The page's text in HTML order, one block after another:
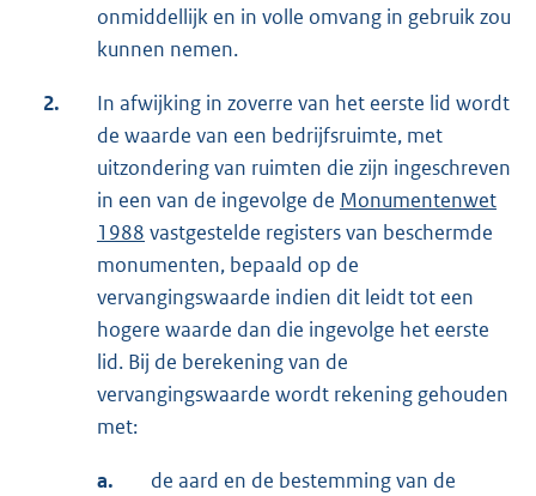
onmiddellijk en in volle omvang in gebruik zou
kunnen nemen.
2.
In afwijking in zoverre van het eerste lid wordt
de waarde van een bedrijfsruimte, met
uitzondering van ruimten die zijn ingeschreven
in een van de ingevolge de Monumentenwet
1988 vastgestelde registers van beschermde
monumenten, bepaald op de
vervangingswaarde indien dit leidt tot een
hogere waarde dan die ingevolge het eerste
lid. Bij de berekening van de
vervangingswaarde wordt rekening gehouden
met:
a.
de aard en de bestemming van de